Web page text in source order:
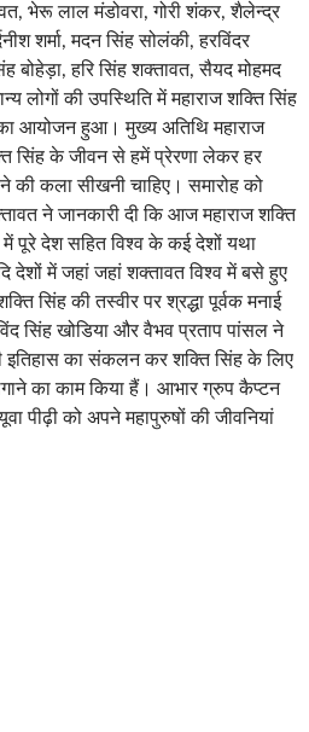
भेरू लाल मंडोवरा, गोरी शंकर, शैलेन्द्र
शर्मा, मदन सिंह सोलंकी, हरविंदर
बोहेड़ा, हरि सिंह शक्तावत, सैयद मोहमद
लोगों की उपस्थिति में महाराज शक्ति सिंह
का आयोजन हुआ। मुख्य अतिथि महाराज
सिंह के जीवन से हमें प्रेरणा लेकर हर
कला सीखनी चाहिए। समारोह को
ने जानकारी दी कि आज महाराज शक्ति
पूरे देश सहित विश्व के कई देशों यथा
देशों में जहां जहां शक्तावत विश्व में बसे हुए
सिंह की तस्वीर पर श्रद्धा पूर्वक मनाई
सिंह खोडिया और वैभव प्रताप पांसल ने
इतिहास का संकलन कर शक्ति सिंह के लिए
का काम किया हैं। आभार ग्रुप कैप्टन
पीढ़ी को अपने महापुरुषों की जीवनियां